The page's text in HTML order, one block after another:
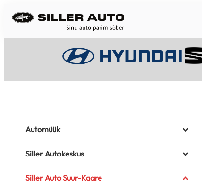
sisu
Automüük
Siller Autokeskus
Siller Auto Suur-Kaare